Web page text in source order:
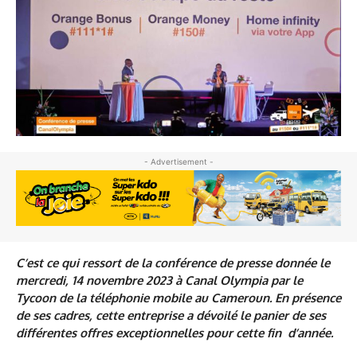
- Advertisement -
C’est ce qui ressort de la conférence de presse donnée le
mercredi, 14 novembre 2023 à Canal Olympia par le
Tycoon de la téléphonie mobile au Cameroun. En présence
de ses cadres, cette entreprise a dévoilé le panier de ses
différentes offres exceptionnelles pour cette fin d’année.